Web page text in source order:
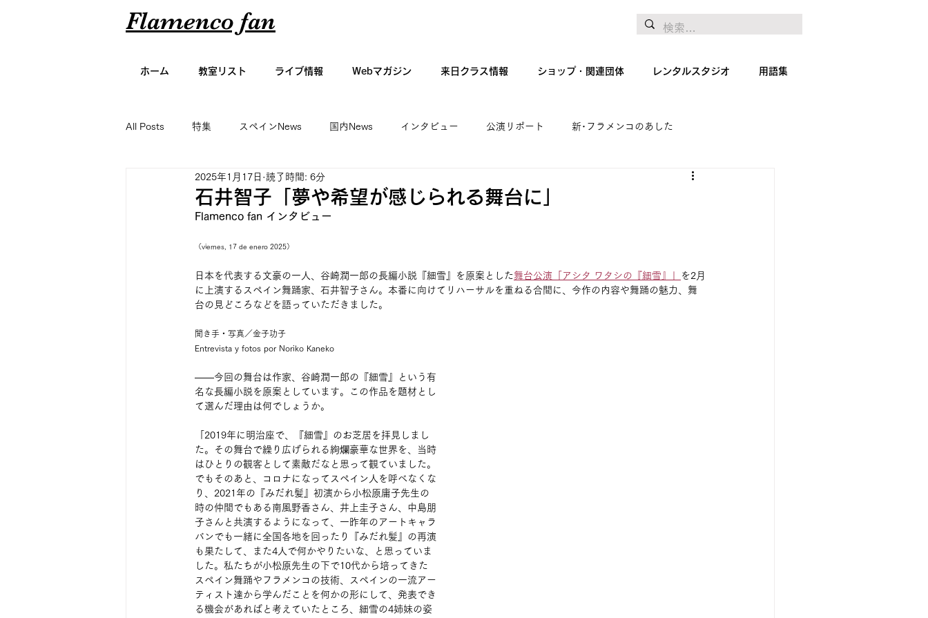
Flamenco fan
ホーム 教室リスト ライブ情報 Webマガジン 来日クラス情報 ショップ・関連団体 レンタルスタジオ 用語集
All Posts 特集 スペインNews 国内News インタビュー 公演リポート 新･フラメンコのあした
アーティスト名鑑 エッセイ 絵画
石井智子「夢や希望が感じられる舞台に」
2025年1月17日 読了時間: 6分
Flamenco fan インタビュー
（viernes, 17 de enero 2025）
日本を代表する文豪の一人、谷崎潤一郎の長編小説『細雪』を原案とした舞台公演「アシタ ワタシの『細雪』」
を2月
に上演するスペイン舞踊家、石井智子さん。本番に向けてリハーサルを重ねる合間に、今作の内容や舞踊の魅力、舞
台の見どころなどを語っていただきました。
聞き手・写真／金子功子
Entrevista y fotos por Noriko Kaneko
――今回の舞台は作家、谷崎潤一郎の『細雪』という有
名な長編小説を原案としています。この作品を題材とし
て選んだ理由は何でしょうか。
「2019年に明治座で、『細雪』のお芝居を拝見しまし
た。その舞台で繰り広げられる絢爛豪華な世界を、当時
はひとりの観客として素敵だなと思って観ていました。
でもそのあと、コロナになってスペイン人を呼べなくな
り、2021年の『みだれ髪』初演から小松原庸子先生の
時の仲間でもある南風野香さん、井上圭子さん、中島朋
子さんと共演するようになって、一昨年のアートキャラ
バンでも一緒に全国各地を回ったり『みだれ髪』の再演
も果たして、また4人で何かやりたいな、と思っていま
した。私たちが小松原先生の下で10代から培ってきた
スペイン舞踊やフラメンコの技術、スペインの一流アー
ティスト達から学んだことを何かの形にして、発表でき
る機会があればと考えていたところ、細雪の4姉妹の姿